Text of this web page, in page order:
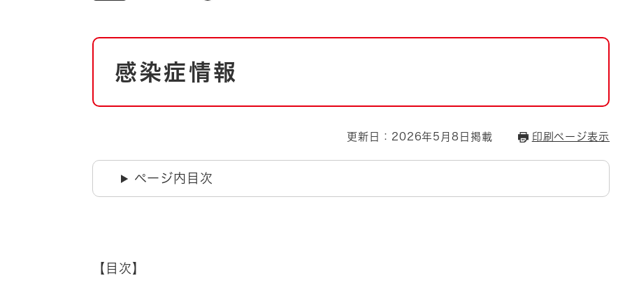
ごみ・衛生・動物 救急・消防
防災・防犯 上水道・下水道
自然・環境・公園
男女共同参画
地域コミュニティ・ボラン
環境 福祉・介護
市政 職員採用情報
本
感染症情報
更新日：2026年5月8日掲載 印刷ページ表示
ページ内目次
【目次】